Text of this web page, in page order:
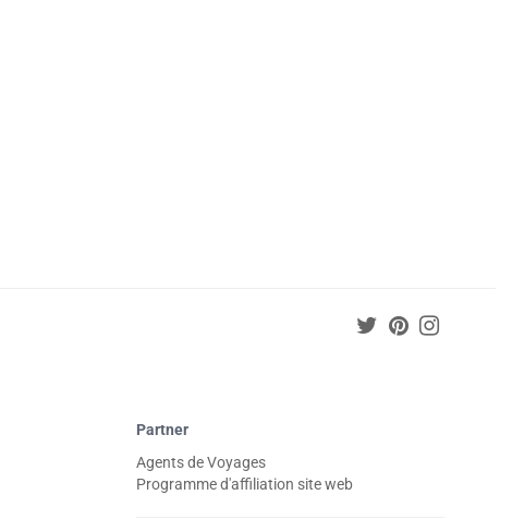
Partner
Agents de Voyages
Programme d'affiliation site web